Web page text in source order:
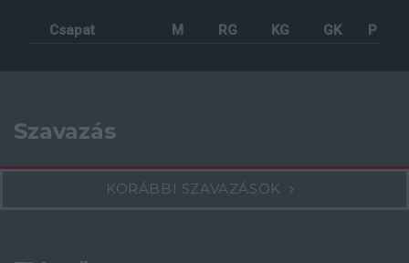
Csapat M RG KG GK P
Szavazás
KORÁBBI SZAVAZÁSOK